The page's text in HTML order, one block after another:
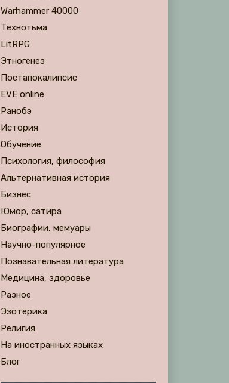
Warhammer 40000
Технотьма
LitRPG
Этногенез
Постапокалипсис
EVE online
Ранобэ
История
Обучение
Психология, философия
Альтернативная история
Бизнес
Юмор, сатира
Биографии, мемуары
Научно-популярное
Познавательная литература
Медицина, здоровье
Разное
Эзотерика
Религия
На иностранных языках
Блог